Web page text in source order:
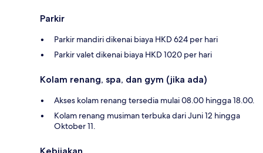
Parkir
Parkir mandiri dikenai biaya HKD 624 per hari
Parkir valet dikenai biaya HKD 1020 per hari
Kolam renang, spa, dan gym (jika ada)
Akses kolam renang tersedia mulai 08.00 hingga 18.00.
Kolam renang musiman terbuka dari Juni 12 hingga
Oktober 11.